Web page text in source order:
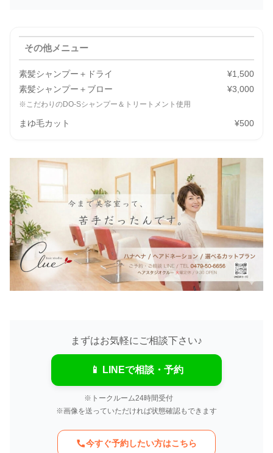
その他メニュー
素髪シャンプー＋ドライ
¥1,500
素髪シャンプー＋ブロー
¥3,000
※こだわりのDO-Sシャンプー＆トリートメント使用
まゆ毛カット ¥500
まずはお気軽にご相談下さい♪
📱 LINEで相談・予約
※トークルーム24時間受付
※画像を送っていただければ状態確認もできます
今すぐ予約したい方はこちら